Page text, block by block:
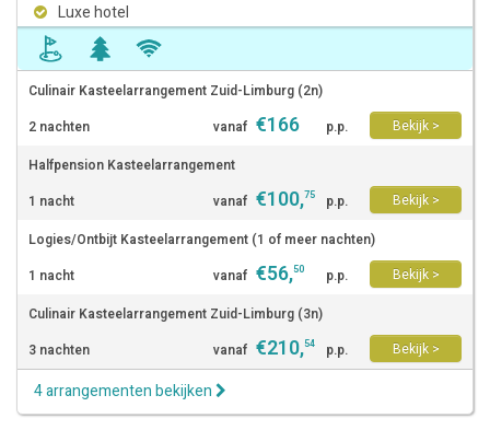
Luxe hotel
Culinair Kasteelarrangement Zuid-Limburg (2n)
2 nachten
vanaf €166 p.p.
Bekijk >
Halfpension Kasteelarrangement
1 nacht
vanaf €100,75 p.p.
Bekijk >
Logies/Ontbijt Kasteelarrangement (1 of meer nachten)
1 nacht
vanaf €56,50 p.p.
Bekijk >
Culinair Kasteelarrangement Zuid-Limburg (3n)
3 nachten
vanaf €210,54 p.p. Bekijk >
4 arrangementen bekijken